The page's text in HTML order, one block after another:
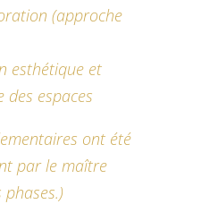
(approche
esthétique et
des espaces
ont été
par le maître
phases.)